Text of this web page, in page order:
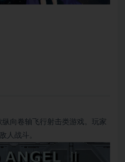
向卷轴飞行射击类游戏。玩家
人战斗。